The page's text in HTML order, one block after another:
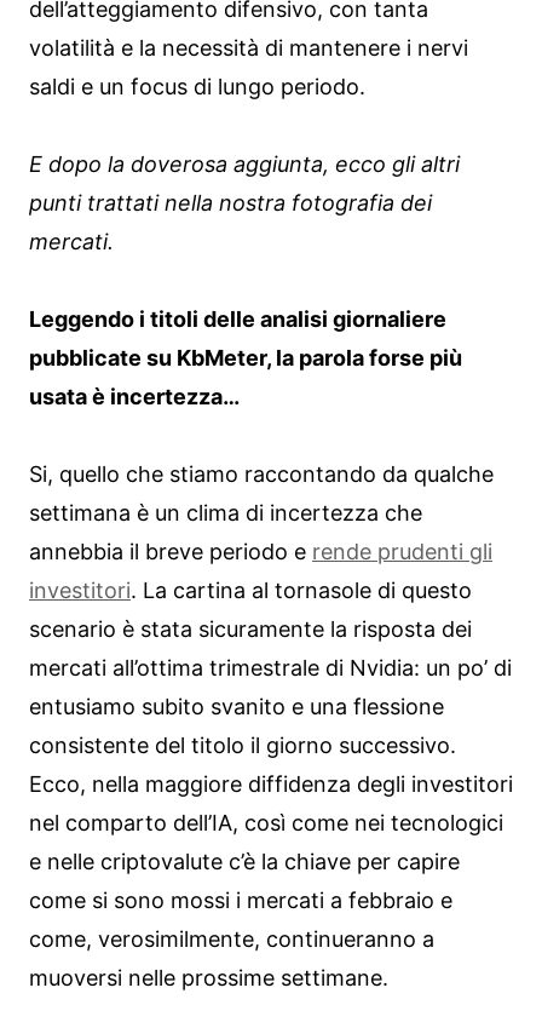
dell’atteggiamento difensivo, con tanta
volatilità e la necessità di mantenere i nervi
saldi e un focus di lungo periodo.
E dopo la doverosa aggiunta, ecco gli altri
punti trattati nella nostra fotografia dei
mercati.
Leggendo i titoli delle analisi giornaliere
pubblicate su KbMeter, la parola forse più
usata è incertezza…
Si, quello che stiamo raccontando da qualche
settimana è un clima di incertezza che
annebbia il breve periodo e rende prudenti gli
investitori. La cartina al tornasole di questo
scenario è stata sicuramente la risposta dei
mercati all’ottima trimestrale di Nvidia: un po’ di
entusiamo subito svanito e una flessione
consistente del titolo il giorno successivo.
Ecco, nella maggiore diffidenza degli investitori
nel comparto dell’IA, così come nei tecnologici
e nelle criptovalute c’è la chiave per capire
come si sono mossi i mercati a febbraio e
come, verosimilmente, continueranno a
muoversi nelle prossime settimane.